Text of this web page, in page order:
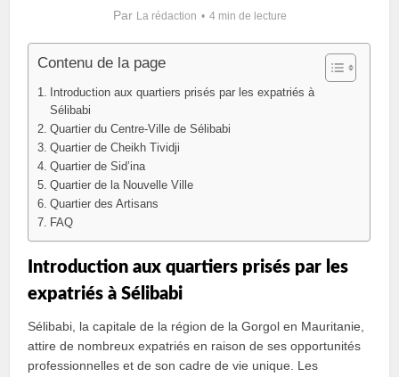
Par La rédaction 4 min de lecture
Contenu de la page
Introduction aux quartiers prisés par les expatriés à
Sélibabi
Quartier du Centre-Ville de Sélibabi
Quartier de Cheikh Tividji
Quartier de Sid’ina
Quartier de la Nouvelle Ville
Quartier des Artisans
FAQ
Introduction aux quartiers prisés par les
expatriés à Sélibabi
Sélibabi, la capitale de la région de la Gorgol en Mauritanie,
attire de nombreux expatriés en raison de ses opportunités
professionnelles et de son cadre de vie unique. Les